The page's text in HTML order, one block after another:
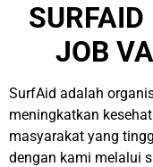
JOB
SurfAid adalah
meningkatkan
masyarakat yang
dengan kami melalui